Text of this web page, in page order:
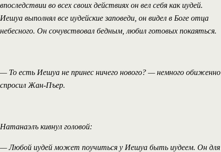
впоследствии во всех своих действиях он вел себя как иудей.
Иешуа выполнял все иудейские заповеди, он видел в Боге отца
небесного. Он сочувствовал бедным, любил готовых покаяться.
— То есть Иешуа не принес ничего нового? — немного обиженно
спросил Жан-Пъер.
Натанаэлъ кивнул головой:
— Любой иудей может поучиться у Иешуа быть иудеем. Он для